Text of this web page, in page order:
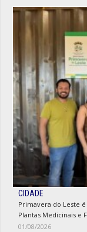
CIDADE
Primavera do Leste
Plantas Medicinais e
01/08/2026